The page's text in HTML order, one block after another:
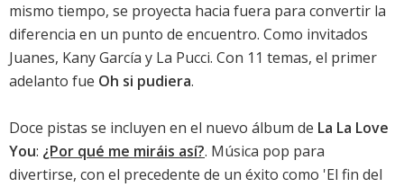
mismo tiempo, se proyecta hacia fuera para convertir la
diferencia en un punto de encuentro. Como invitados
Juanes, Kany García y La Pucci. Con 11 temas, el primer
adelanto fue Oh si pudiera.
Doce pistas se incluyen en el nuevo álbum de La La Love
You: ¿Por qué me miráis así?. Música pop para
divertirse, con el precedente de un éxito como 'El fin del